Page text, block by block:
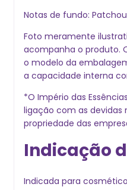
Notas de fundo:
Foto meramente
acompanha o produto.
o modelo da
a capacidade interna
*O Império das
ligação com as devidas
propriedade das
Indicação
Indicada para